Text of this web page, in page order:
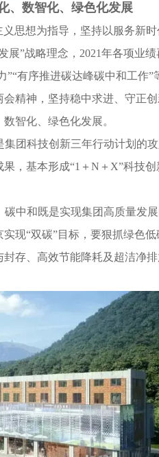
、数智化、绿色化发展
思想为指导，坚持以服务新
展”战略理念，2021年各项业
有序推进碳达峰碳中和工作”
精神，坚持稳中求进、守正
智化、绿色化发展。
团科技创新三年行动计划的
，基本形成“1＋N＋X”科技创
中和既是实现集团高质量发
现“双碳”目标，要狠抓绿色低
存、高效节能降耗及超洁净